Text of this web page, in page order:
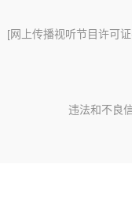
[网上传播视听节目许可
违法和不良